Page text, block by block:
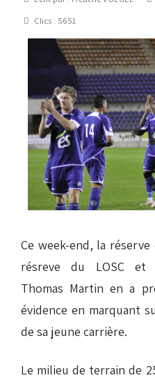
Clics : 5651
Ce week-end, la réserve
résreve du LOSC et
Thomas Martin en a
évidence en marquant
de sa jeune carrière.
Le milieu de terrain de